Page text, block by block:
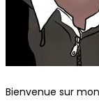
Bienvenue sur